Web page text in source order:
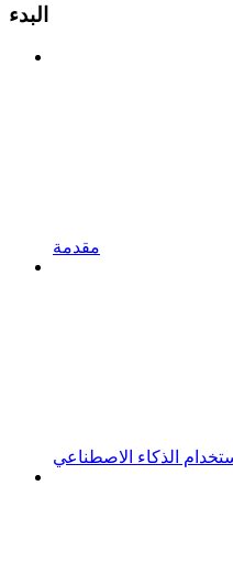
البدء
مقدمة
الذكاء الاصطناعي